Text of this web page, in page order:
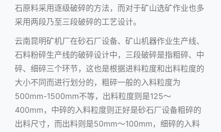
石原料采用逐级破碎的方法，而对于矿山选矿作业也多
采用两段乃至三段破碎的工艺设计。
云南昆明矿机厂在砂石厂设备、矿山机器作业生产线、
石料粉碎生产线的破碎设计中，三段破碎是指粗碎、中
碎、细碎三个环节，这也是根据进料粒度和出料粒度的
大小不同而进行划分的，粗碎一般的入料粒度为
500mm-1500mm不等，出料粒度则是125～
400mm，中碎的入料粒度则正好是砂石厂设备粗碎的
出料尺寸，而出料则是50mm～100mm，细碎的入料